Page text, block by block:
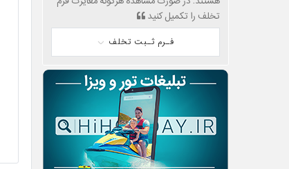
تخلف را تکمیل کنید
فـرم ثـبت تخلف